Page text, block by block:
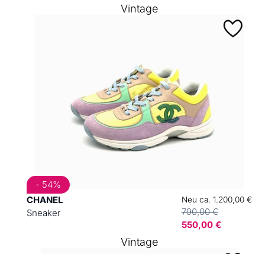
CHANEL
Sneaker
Neu ca. 1.200,00 €
790,00 €
550,00 €
- 54%
Vintage
Vintage